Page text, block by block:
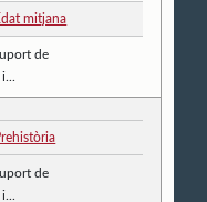
mitjana
de
de